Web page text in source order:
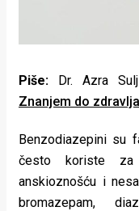
Za
Život
u
Piše: Dr. Azra
Znanjem do zdravlja
Benzodiazepini su
često koriste za
anskioznošću i
bromazepam,